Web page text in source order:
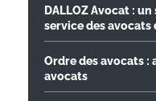
DALLOZ Avocat :
service des avocats
Ordre des avocats :
avocats